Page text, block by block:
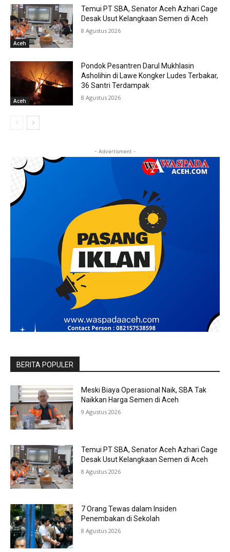
Aceh
Temui PT SBA, Senator Aceh Azhari Cage
Desak Usut Kelangkaan Semen di Aceh
8 Agustus 2026
Aceh
Pondok Pesantren Darul Mukhlasin
Asholihin di Lawe Kongker Ludes Terbakar,
36 Santri Terdampak
8 Agustus 2026
- Advertisment -
BERITA POPULER
Meski Biaya Operasional Naik, SBA Tak
Naikkan Harga Semen di Aceh
9 Agustus 2026
Temui PT SBA, Senator Aceh Azhari Cage
Desak Usut Kelangkaan Semen di Aceh
8 Agustus 2026
7 Orang Tewas dalam Insiden
Penembakan di Sekolah
8 Agustus 2026